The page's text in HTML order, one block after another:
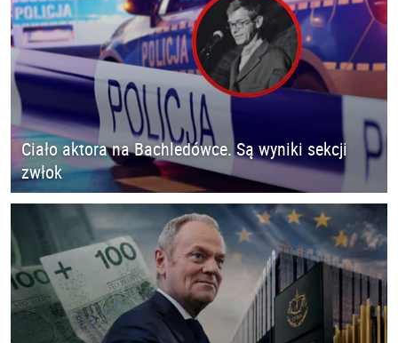
Ciało aktora na Bachledówce. Są wyniki sekcji
zwłok